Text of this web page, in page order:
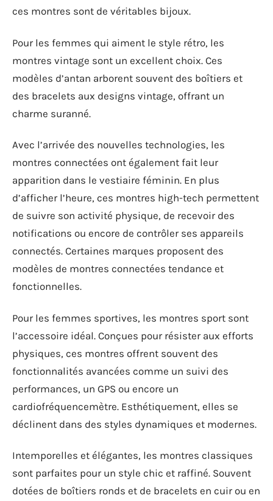
ces montres sont de véritables bijoux.
Pour les femmes qui aiment le style rétro, les
montres vintage sont un excellent choix. Ces
modèles d’antan arborent souvent des boîtiers et
des bracelets aux designs vintage, offrant un
charme suranné.
Avec l’arrivée des nouvelles technologies, les
montres connectées ont également fait leur
apparition dans le vestiaire féminin. En plus
d’afficher l’heure, ces montres high-tech permettent
de suivre son activité physique, de recevoir des
notifications ou encore de contrôler ses appareils
connectés. Certaines marques proposent des
modèles de montres connectées tendance et
fonctionnelles.
Pour les femmes sportives, les montres sport sont
l’accessoire idéal. Conçues pour résister aux efforts
physiques, ces montres offrent souvent des
fonctionnalités avancées comme un suivi des
performances, un GPS ou encore un
cardiofréquencemètre. Esthétiquement, elles se
déclinent dans des styles dynamiques et modernes.
Intemporelles et élégantes, les montres classiques
sont parfaites pour un style chic et raffiné. Souvent
dotées de boîtiers ronds et de bracelets en cuir ou en